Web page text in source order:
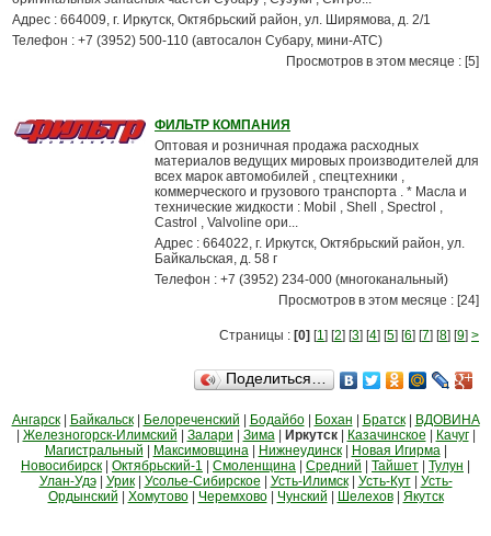
Адрес : 664009, г. Иркутск, Октябрьский район, ул. Ширямова, д. 2/1
Телефон : +7 (3952) 500-110 (автосалон Субару, мини-АТС)
Просмотров в этом месяце : [5]
ФИЛЬТР КОМПАНИЯ
Оптовая и розничная продажа расходных
материалов ведущих мировых производителей для
всех марок автомобилей , спецтехники ,
коммерческого и грузового транспорта . * Масла и
технические жидкости : Mobil , Shell , Spectrol ,
Castrol , Valvoline ори...
Адрес : 664022, г. Иркутск, Октябрьский район, ул.
Байкальская, д. 58 г
Телефон : +7 (3952) 234-000 (многоканальный)
Просмотров в этом месяце : [24]
Страницы : [0] [1] [2] [3] [4] [5] [6] [7] [8] [9] >
Поделиться…
Ангарск| Байкальск| Белореченский Бодайбо| Бохан Братск|
ВДОВИНА
Железногорск-Илимский Залари Зима| Иркутск| Казачинское Качуг|
Магистральный
Максимовщина| Нижнеудинск| Новая Игирма|
Новосибирск
Октябрьский-1 Смоленщина Средний Тайшет Тулун
Улан-Удэ| Урик| Усолье-Сибирское Усть-Илимск| Усть-Кут| Усть-
Ордынский
Хомутово| Черемхово| Чунский Шелехов| Якутск